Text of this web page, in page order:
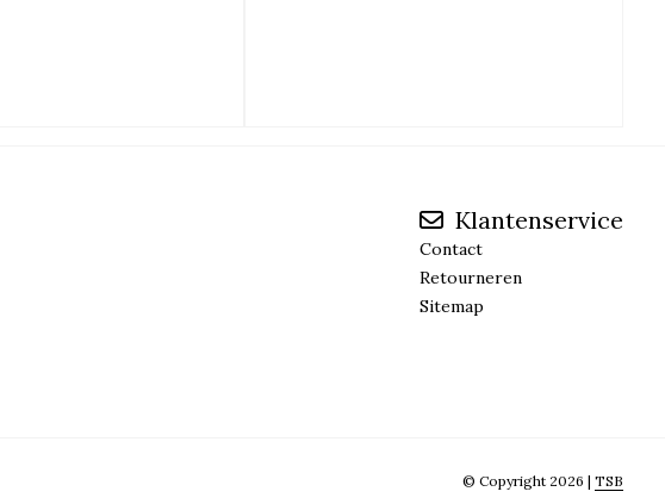
Klantenservice
Contact
Retourneren
Sitemap
© Copyright 2026 | TSB